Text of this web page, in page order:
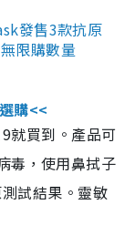
發售3款抗原
限購數量
購<<
就買到。產品可
毒，使用鼻拭子
試結果。靈敏